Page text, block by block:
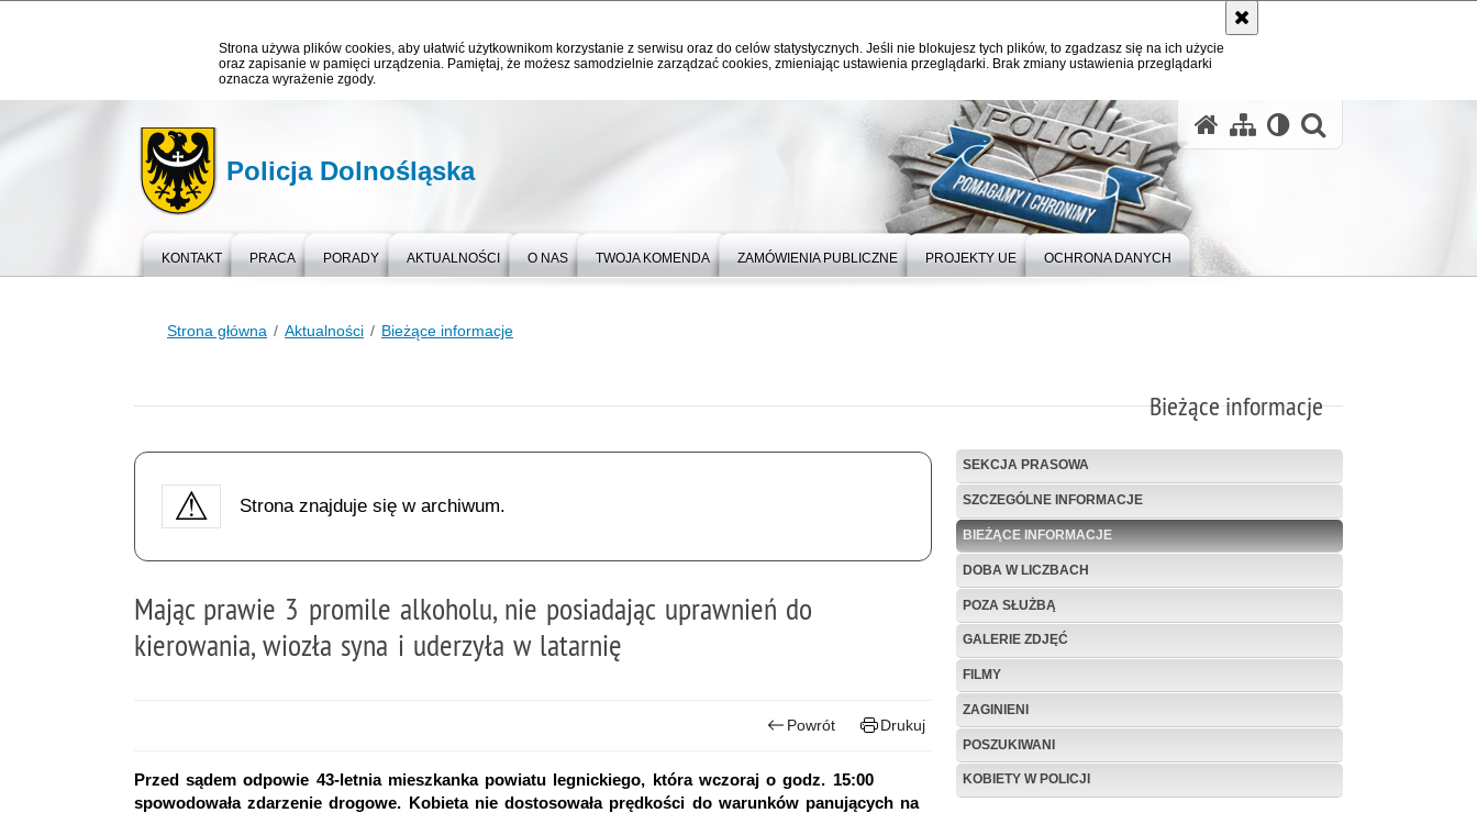
Strona używa plików cookies, aby ułatwić użytkownikom korzystanie z serwisu oraz do celów statystycznych. Jeśli nie blokujesz tych plików, to zgadzasz się na ich użycie
oraz zapisanie w pamięci urządzenia. Pamiętaj, że możesz samodzielnie zarządzać cookies, zmieniając ustawienia przeglądarki. Brak zmiany ustawienia przeglądarki
oznacza wyrażenie zgody.
Policja Dolnośląska
KONTAKT PRACA PORADY AKTUALNOŚCI O NAS TWOJA KOMENDA ZAMÓWIENIA PUBLICZNE PROJEKTY UE OCHRONA DANYCH
Strona główna Aktualności Bieżące informacje
Bieżące informacje
Strona znajduje się w archiwum.
Mając prawie 3 promile alkoholu, nie posiadając uprawnień do
kierowania, wiozła syna i uderzyła w latarnię
Powrót Drukuj
Przed sądem odpowie 43-letnia mieszkanka powiatu legnickiego, która wczoraj o godz. 15:00
spowodowała zdarzenie drogowe. Kobieta nie dostosowała prędkości do warunków panujących na
SEKCJA PRASOWA
SZCZEGÓLNE INFORMACJE
BIEŻĄCE INFORMACJE
DOBA W LICZBACH
POZA SŁUŻBĄ
GALERIE ZDJĘĆ
FILMY
ZAGINIENI
POSZUKIWANI
KOBIETY W POLICJI